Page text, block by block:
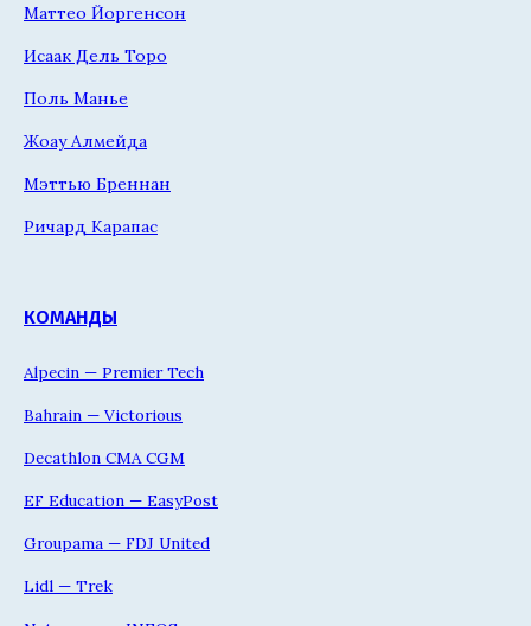
Маттео Йоргенсон
Исаак Дель Торо
Поль Манье
Жоау Алмейда
Мэттью Бреннан
Ричард Карапас
КОМАНДЫ
Alpecin — Premier Tech
Bahrain — Victorious
Decathlon CMA CGM
EF Education — EasyPost
Groupama — FDJ United
Lidl — Trek